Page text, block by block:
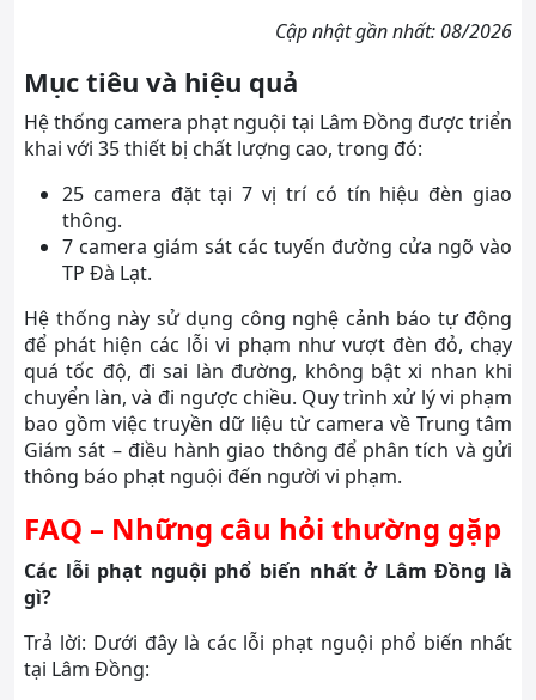
Cập nhật gần nhất: 08/2026
Mục tiêu và hiệu quả
Hệ thống camera phạt nguội tại Lâm Đồng được triển
khai với 35 thiết bị chất lượng cao, trong đó:
25 camera đặt tại 7 vị trí có tín hiệu đèn giao
thông.
7 camera giám sát các tuyến đường cửa ngõ vào
TP Đà Lạt.
Hệ thống này sử dụng công nghệ cảnh báo tự động
để phát hiện các lỗi vi phạm như vượt đèn đỏ, chạy
quá tốc độ, đi sai làn đường, không bật xi nhan khi
chuyển làn, và đi ngược chiều. Quy trình xử lý vi phạm
bao gồm việc truyền dữ liệu từ camera về Trung tâm
Giám sát – điều hành giao thông để phân tích và gửi
thông báo phạt nguội đến người vi phạm.
FAQ – Những câu hỏi thường gặp
Các lỗi phạt nguội phổ biến nhất ở Lâm Đồng là
gì?
Trả lời: Dưới đây là các lỗi phạt nguội phổ biến nhất
tại Lâm Đồng: